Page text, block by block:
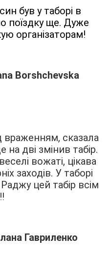
був у таборі в
поїздку ще. Дуже
організаторам!
Borshchevska
враженням, сказала
на дві змінив табір.
вожаті, цікава
заходів. У таборі
цей табір всім
Гавриленко